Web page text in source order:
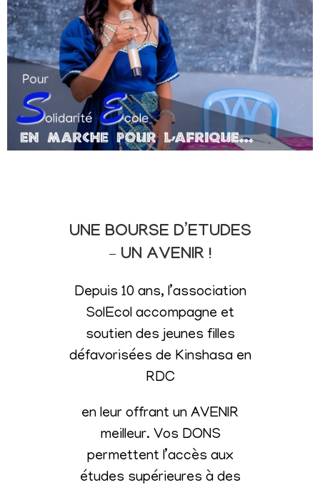
UNE BOURSE D’ETUDES
– UN AVENIR !
Depuis 10 ans, l’association
SolEcol accompagne et
soutien des jeunes filles
défavorisées de Kinshasa en
RDC
en leur offrant un AVENIR
meilleur. Vos DONS
permettent l’accès aux
études supérieures à des